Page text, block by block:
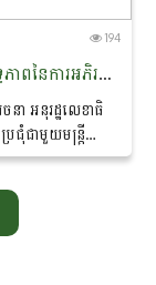
194
លោកជំទាវ អ៊ឹម រចនា ដាក់ទិសដៅថ្មីដើម្បីប្រសិទ្ធភាពនៃការអភិរក្ស​ផ្សោត​ទន្លេមេគង្គ និងផ្តាំផ្ញើឱ្យឆ្មាំទន្លេយកចិត្តទុកដាក់លើសុវត្ថិភាព​ពេលចេញល្បាតក្នុងរដូវវស្សា
ា អនុរដ្ឋ​លេខាធិ
រជុំជាមួយមន្ត្រី